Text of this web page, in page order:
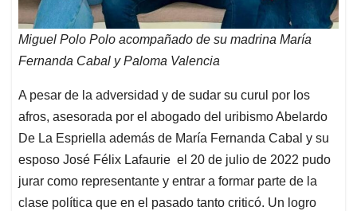
Miguel Polo Polo acompañado de su madrina María
Fernanda Cabal y Paloma Valencia
A pesar de la adversidad y de sudar su curul por los
afros, asesorada por el abogado del uribismo Abelardo
De La Espriella además de María Fernanda Cabal y su
esposo José Félix Lafaurie el 20 de julio de 2022 pudo
jurar como representante y entrar a formar parte de la
clase política que en el pasado tanto criticó. Un logro